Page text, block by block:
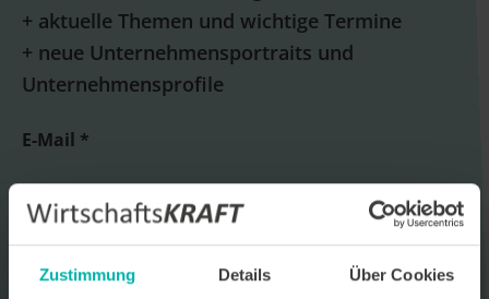
Zustimmung Details Über Cookies
+ aktuelle Themen und wichtige Termine
+ neue Unternehmensportraits und
Unternehmensprofile
E-Mail *
Datenverarbeitungshinweis*
Ich stimme zu, dass ich monatlich den kostenlosen Newsletter
WirtschaftsKRAFT der INFO - Das Magazin Pforzheim GmbH
erhalte. Um die Inhalte des Newsletters besser auf meine